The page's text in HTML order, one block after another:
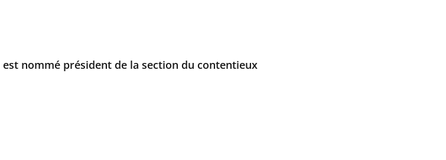
est nommé président de la section du contentieux